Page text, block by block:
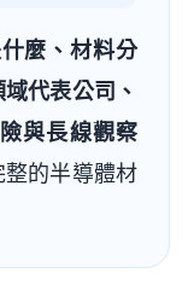
麼、材料分
代表公司、
與長線觀察
整的半導體材